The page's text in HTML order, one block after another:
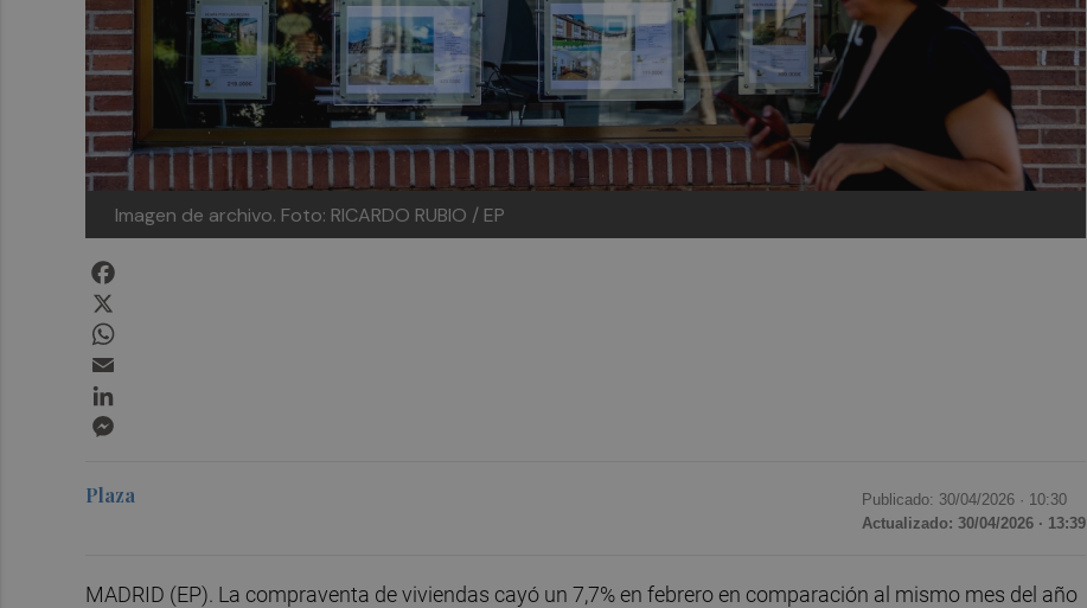
Imagen de archivo. Foto: RICARDO RUBIO / EP
Plaza Publicado: 30/04/2026 · 10:30
Actualizado: 30/04/2026 · 13:39
MADRID (EP). La compraventa de viviendas cayó un 7,7% en febrero en comparación al mismo mes del año